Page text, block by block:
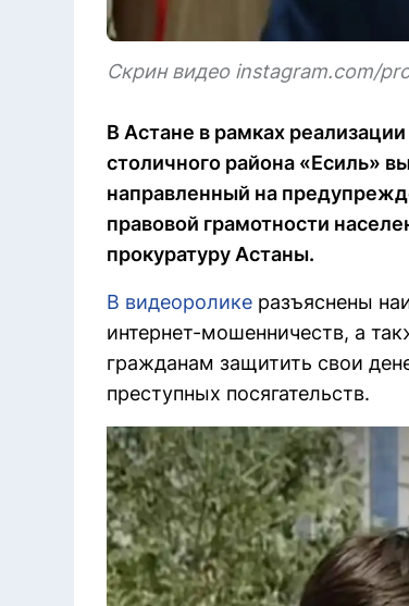
Скрин видео instagram.com/
В Астане в рамках
столичного района «Есиль»
направленный на
правовой грамотности
прокуратуру Астаны.
В видеоролике разъяснены
интернет-мошенничеств, а
гражданам защитить свои
преступных посягательств.